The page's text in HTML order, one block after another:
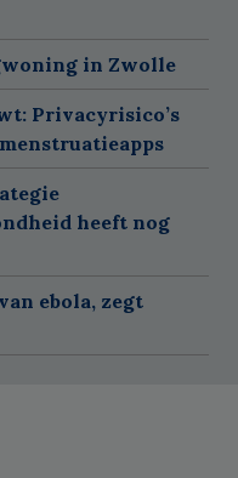
in Zwolle
Privacyrisico’s
heeft nog
ebola, zegt